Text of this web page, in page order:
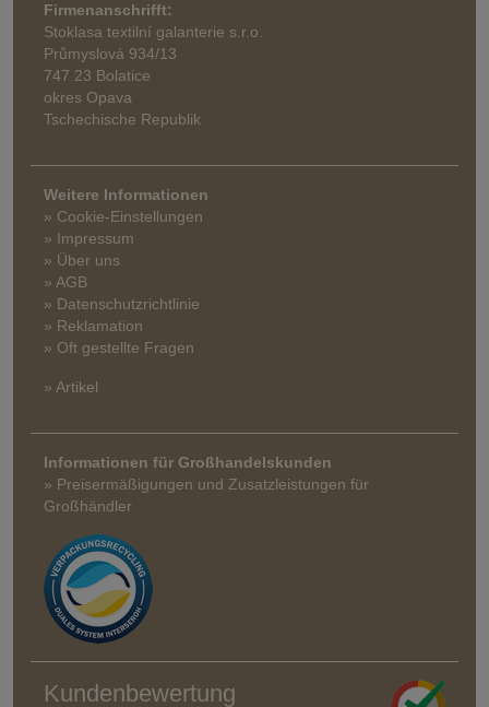
Firmenanschrifft:
Stoklasa textilní galanterie s.r.o.
Průmyslová 934/13
747 23 Bolatice
okres Opava
Tschechische Republik
Weitere Informationen
» Cookie-Einstellungen
» Impressum
» Über uns
» AGB
» Datenschutzrichtlinie
» Reklamation
» Oft gestellte Fragen
» Artikel
Informationen für Großhandelskunden
» Preisermäßigungen und Zusatzleistungen für
Großhändler
Kundenbewertung